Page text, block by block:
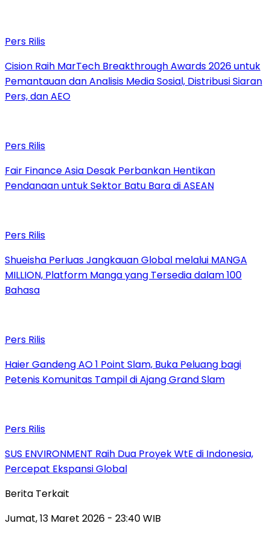
Pers Rilis
Cision Raih MarTech Breakthrough Awards 2026 untuk
Pemantauan dan Analisis Media Sosial, Distribusi Siaran
Pers, dan AEO
Pers Rilis
Fair Finance Asia Desak Perbankan Hentikan
Pendanaan untuk Sektor Batu Bara di ASEAN
Pers Rilis
Shueisha Perluas Jangkauan Global melalui MANGA
MILLION, Platform Manga yang Tersedia dalam 100
Bahasa
Pers Rilis
Haier Gandeng AO 1 Point Slam, Buka Peluang bagi
Petenis Komunitas Tampil di Ajang Grand Slam
Pers Rilis
SUS ENVIRONMENT Raih Dua Proyek WtE di Indonesia,
Percepat Ekspansi Global
Berita Terkait
Jumat, 13 Maret 2026 - 23:40 WIB